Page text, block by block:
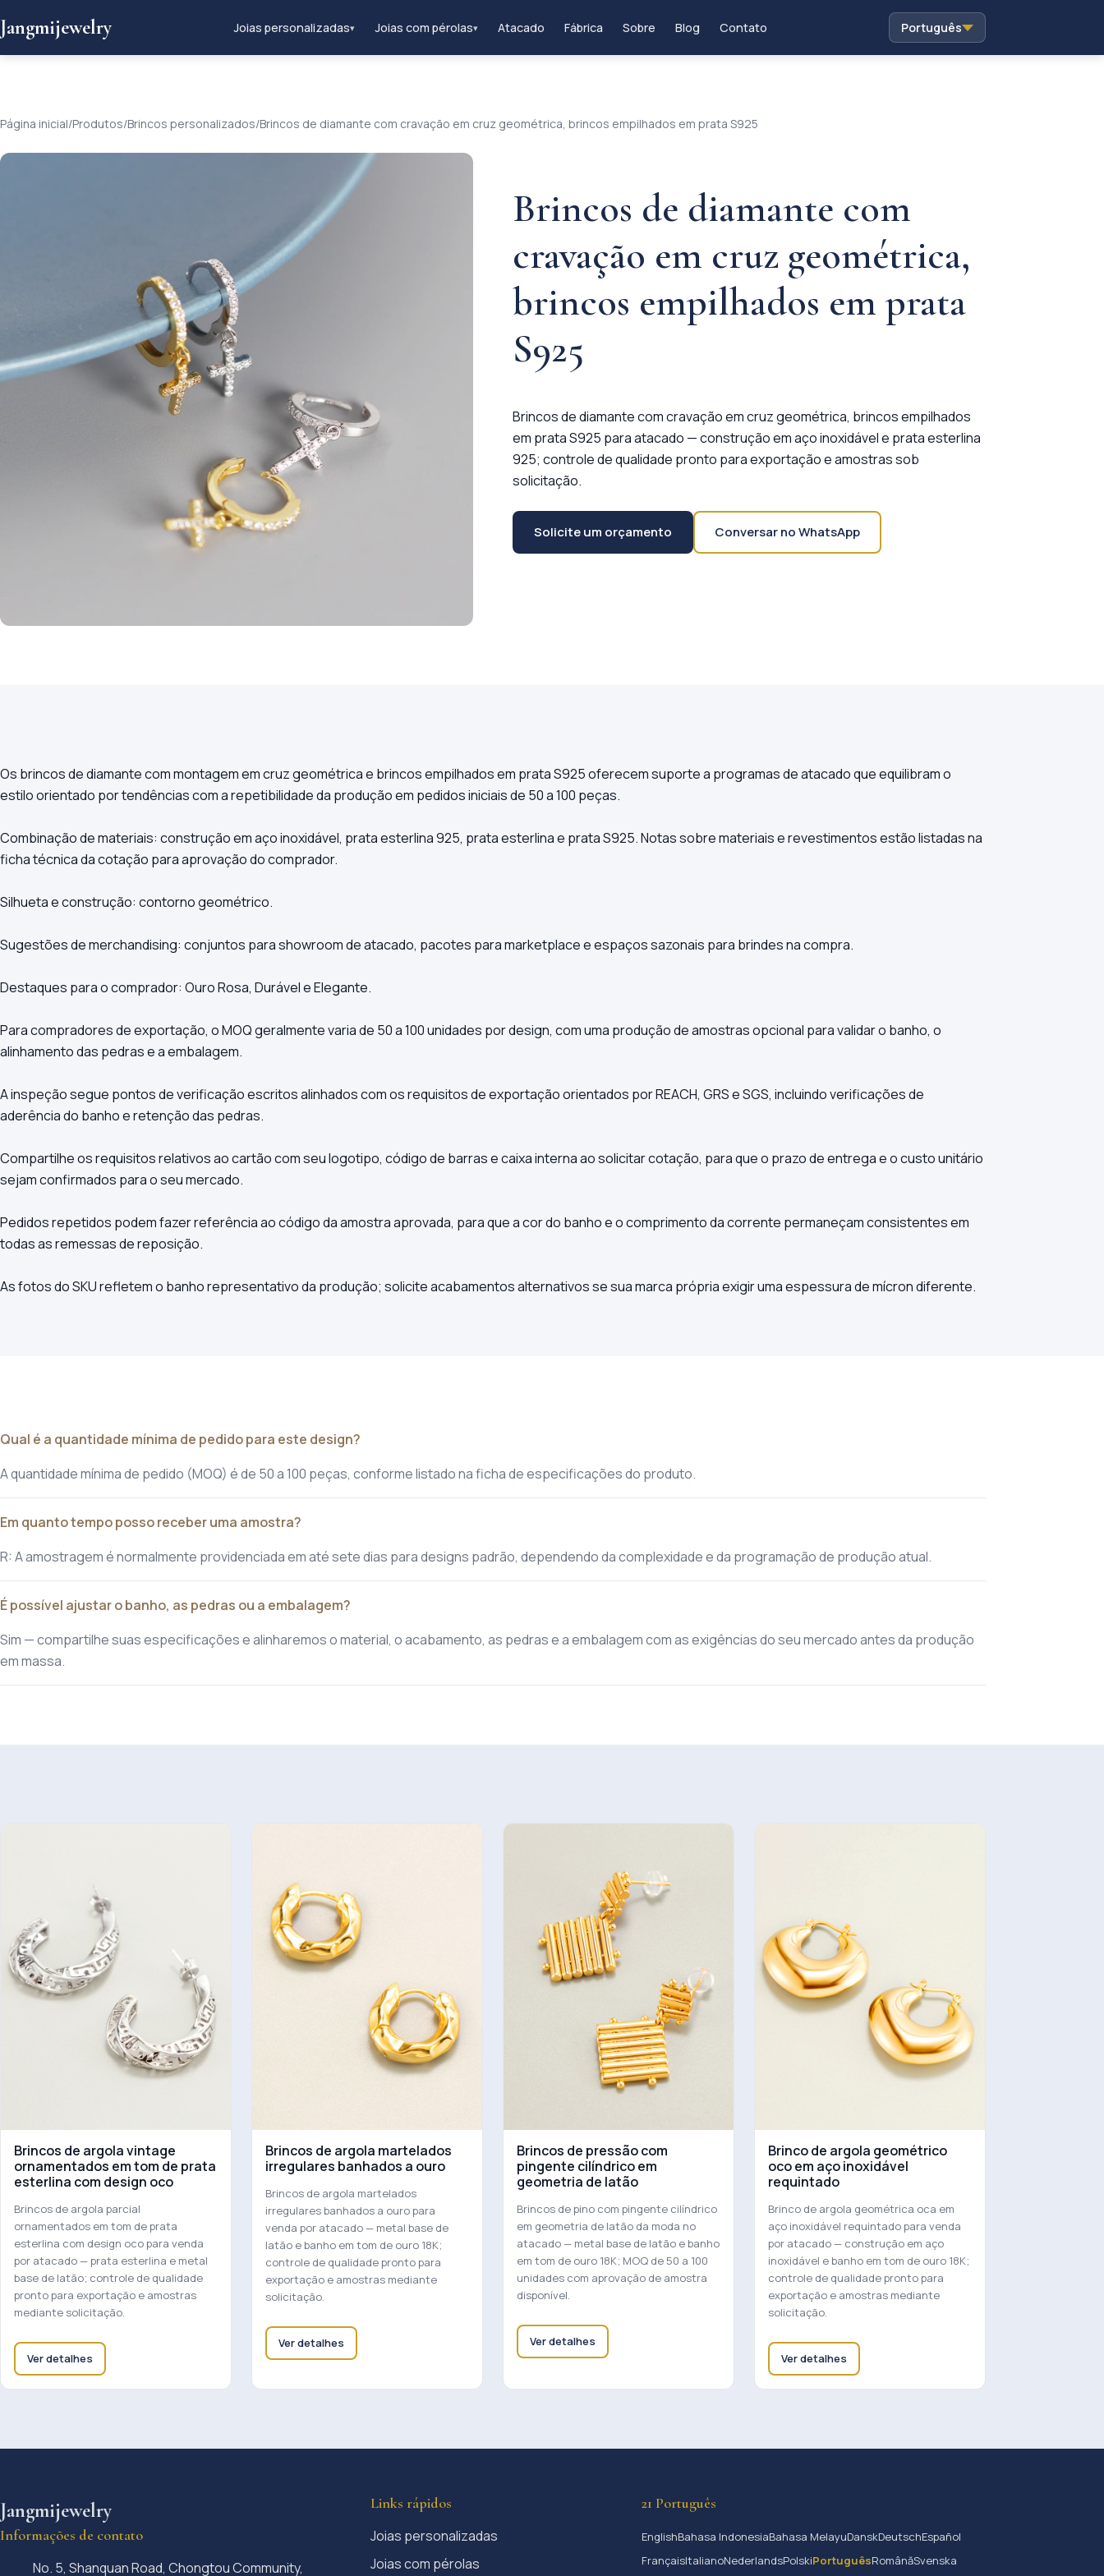
Jangmijewelry Joias personalizadas▾ Joias com pérolas▾ Atacado Fábrica Sobre Blog Contato Português
Página inicial/Produtos/Brincos personalizados/Brincos de diamante com cravação em cruz geométrica, brincos empilhados em prata S925
Brincos de diamante com
cravação em cruz geométrica,
brincos empilhados em prata
S925
Brincos de diamante com cravação em cruz geométrica, brincos empilhados
em prata S925 para atacado — construção em aço inoxidável e prata esterlina
925; controle de qualidade pronto para exportação e amostras sob
solicitação.
Solicite um orçamento Conversar no WhatsApp
Os brincos de diamante com montagem em cruz geométrica e brincos empilhados em prata S925 oferecem suporte a programas de atacado que equilibram o
estilo orientado por tendências com a repetibilidade da produção em pedidos iniciais de 50 a 100 peças.
Combinação de materiais: construção em aço inoxidável, prata esterlina 925, prata esterlina e prata S925. Notas sobre materiais e revestimentos estão listadas na
ficha técnica da cotação para aprovação do comprador.
Silhueta e construção: contorno geométrico.
Sugestões de merchandising: conjuntos para showroom de atacado, pacotes para marketplace e espaços sazonais para brindes na compra.
Destaques para o comprador: Ouro Rosa, Durável e Elegante.
Para compradores de exportação, o MOQ geralmente varia de 50 a 100 unidades por design, com uma produção de amostras opcional para validar o banho, o
alinhamento das pedras e a embalagem.
A inspeção segue pontos de verificação escritos alinhados com os requisitos de exportação orientados por REACH, GRS e SGS, incluindo verificações de
aderência do banho e retenção das pedras.
Compartilhe os requisitos relativos ao cartão com seu logotipo, código de barras e caixa interna ao solicitar cotação, para que o prazo de entrega e o custo unitário
sejam confirmados para o seu mercado.
Pedidos repetidos podem fazer referência ao código da amostra aprovada, para que a cor do banho e o comprimento da corrente permaneçam consistentes em
todas as remessas de reposição.
As fotos do SKU refletem o banho representativo da produção; solicite acabamentos alternativos se sua marca própria exigir uma espessura de mícron diferente.
Qual é a quantidade mínima de pedido para este design?
A quantidade mínima de pedido (MOQ) é de 50 a 100 peças, conforme listado na ficha de especificações do produto.
Em quanto tempo posso receber uma amostra?
R: A amostragem é normalmente providenciada em até sete dias para designs padrão, dependendo da complexidade e da programação de produção atual.
É possível ajustar o banho, as pedras ou a embalagem?
Sim — compartilhe suas especificações e alinharemos o material, o acabamento, as pedras e a embalagem com as exigências do seu mercado antes da produção
em massa.
Brincos de argola vintage
ornamentados em tom de prata
esterlina com design oco
Brincos de argola parcial
ornamentados em tom de prata
esterlina com design oco para venda
por atacado — prata esterlina e metal
base de latão; controle de qualidade
pronto para exportação e amostras
mediante solicitação.
Ver detalhes
Brincos de argola martelados
irregulares banhados a ouro
Brincos de argola martelados
irregulares banhados a ouro para
venda por atacado — metal base de
latão e banho em tom de ouro 18K;
controle de qualidade pronto para
exportação e amostras mediante
solicitação.
Ver detalhes
Brincos de pressão com
pingente cilíndrico em
geometria de latão
Brincos de pino com pingente cilíndrico
em geometria de latão da moda no
atacado — metal base de latão e banho
em tom de ouro 18K; MOQ de 50 a 100
unidades com aprovação de amostra
disponível.
Ver detalhes
Brinco de argola geométrico
oco em aço inoxidável
requintado
Brinco de argola geométrica oca em
aço inoxidável requintado para venda
por atacado — construção em aço
inoxidável e banho em tom de ouro 18K;
controle de qualidade pronto para
exportação e amostras mediante
solicitação.
Ver detalhes
Jangmijewelry
Informações de contato
No. 5, Shanquan Road, Chongtou Community,
Links rápidos
Joias personalizadas
Joias com pérolas
21 Português
EnglishBahasa IndonesiaBahasa MelayuDanskDeutschEspañol
FrançaisItalianoNederlandsPolskiPortuguêsRomânăSvenska